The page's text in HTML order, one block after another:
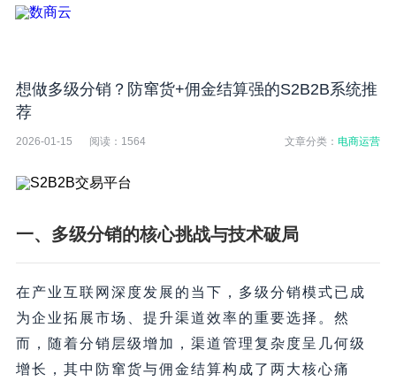
想做多级分销？防窜货+佣金结算强的S2B2B系统推
荐
2026-01-15 阅读： 1564 文章分类：电商运营
一、多级分销的核心挑战与技术破局
在产业互联网深度发展的当下，多级分销模式已成
为企业拓展市场、提升渠道效率的重要选择。然
而，随着分销层级增加，渠道管理复杂度呈几何级
增长，其中防窜货与佣金结算构成了两大核心痛